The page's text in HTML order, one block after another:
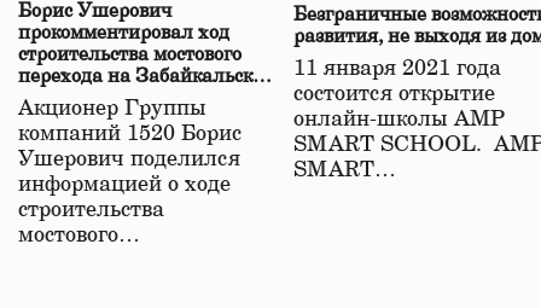
Борис Ушерович
прокомментировал ход
строительства мостового
перехода на Забайкальской
железной дороге
Акционер Группы
компаний 1520 Борис
Ушерович поделился
информацией о ходе
строительства
мостового…
Безграничные
развития, не выходя из
11 января 2021 года
состоится открытие
онлайн-школы АМР
SMART SCHOOL.
SMART…